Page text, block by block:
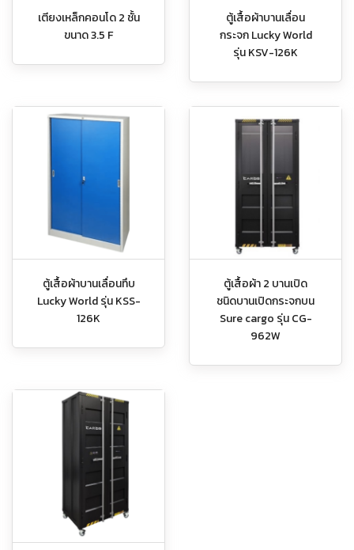
เตียงเหล็กคอนโด 2 ชั้น
ขนาด 3.5 F
ตู้เสื้อผ้าบานเลื่อน
กระจก Lucky World
รุ่น KSV-126K
ตู้เสื้อผ้าบานเลื่อนทึบ
Lucky World รุ่น KSS-
126K
ตู้เสื้อผ้า 2 บานเปิด
ชนิดบานเปิดกระจกบน
Sure cargo รุ่น CG-
962W